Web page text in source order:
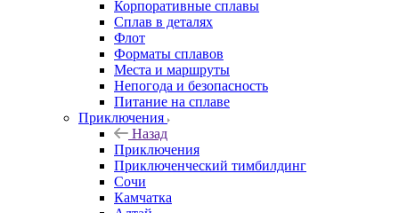
Корпоративные сплавы
Сплав в деталях
Флот
Форматы сплавов
Места и маршруты
Непогода и безопасность
Питание на сплаве
Приключения
Назад
Приключения
Приключенческий тимбилдинг
Сочи
Камчатка